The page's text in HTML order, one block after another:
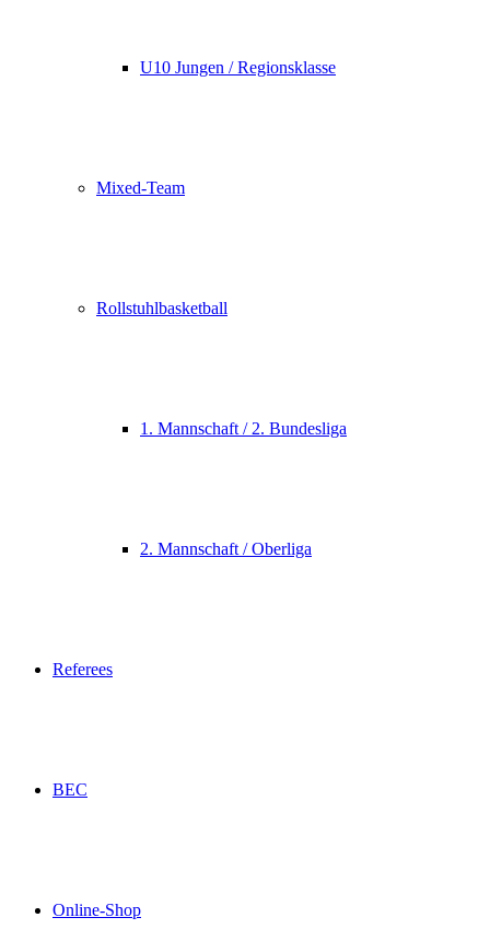
U10 Jungen / Regionsklasse
Mixed-Team
Rollstuhlbasketball
1. Mannschaft / 2. Bundesliga
2. Mannschaft / Oberliga
Referees
BEC
Online-Shop